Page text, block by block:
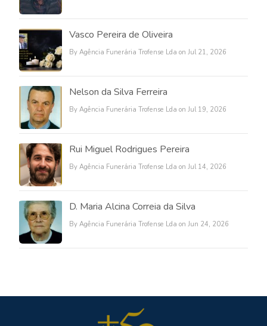
Vasco Pereira de Oliveira
By Agência Funerária Trofense Lda on Jul 21, 2026
Nelson da Silva Ferreira
By Agência Funerária Trofense Lda on Jul 19, 2026
Rui Miguel Rodrigues Pereira
By Agência Funerária Trofense Lda on Jul 14, 2026
D. Maria Alcina Correia da Silva
By Agência Funerária Trofense Lda on Jun 24, 2026